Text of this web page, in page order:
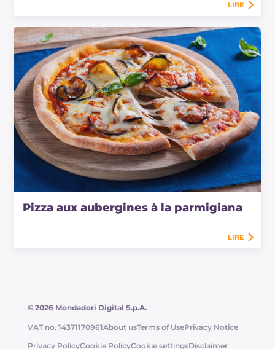
LIRE
Pizza aux aubergines à la parmigiana
LIRE
© 2026 Mondadori Digital S.p.A.
VAT no. 14371170961About usTerms of UsePrivacy Notice
Privacy PolicyCookie PolicyCookie settingsDisclaimer